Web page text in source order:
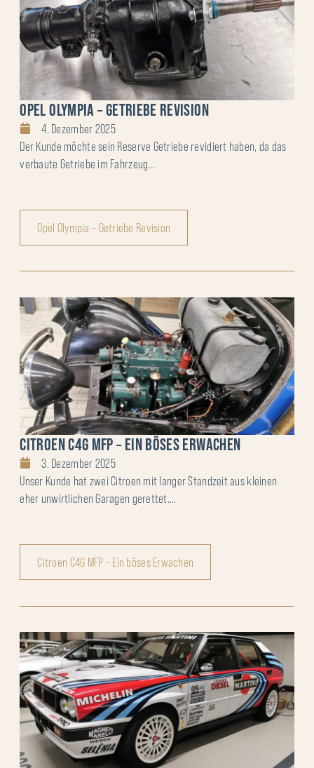
OPEL OLYMPIA – GETRIEBE REVISION
4. Dezember 2025
Der Kunde möchte sein Reserve Getriebe revidiert haben, da das
verbaute Getriebe im Fahrzeug…
Opel Olympia – Getriebe Revision
CITROEN C4G MFP – EIN BÖSES ERWACHEN
3. Dezember 2025
Unser Kunde hat zwei Citroen mit langer Standzeit aus kleinen
eher unwirtlichen Garagen gerettet.…
Citroen C4G MFP – Ein böses Erwachen